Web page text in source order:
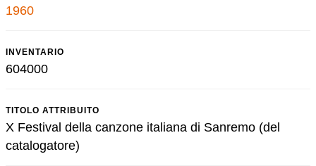
1960
INVENTARIO
604000
TITOLO ATTRIBUITO
X Festival della canzone italiana di Sanremo (del
catalogatore)